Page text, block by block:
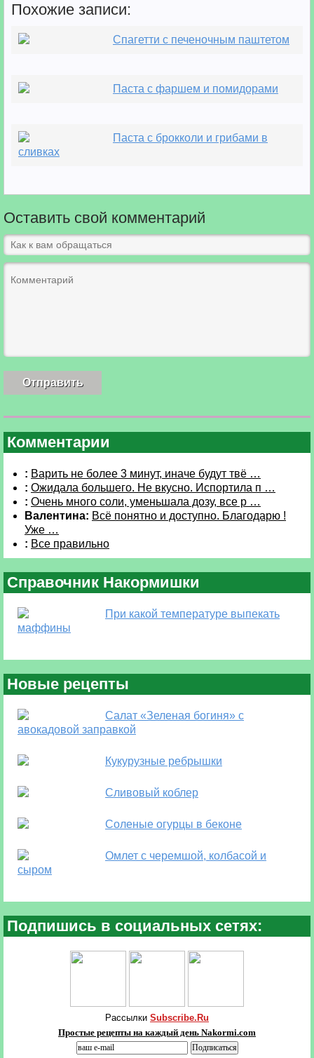
Похожие записи:
Спагетти с печеночным паштетом
Паста с фаршем и помидорами
Паста с брокколи и грибами в
сливках
Оставить свой комментарий
Комментарии
: Варить не более 3 минут, иначе будут твё …
: Ожидала большего. Не вкусно. Испортила п …
: Очень много соли, уменьшала дозу, все р …
Валентина: Всё понятно и доступно. Благодарю !
Уже …
: Все правильно
Справочник Накормишки
При какой температуре выпекать
маффины
Новые рецепты
Салат «Зеленая богиня» с
авокадовой заправкой
Кукурузные ребрышки
Сливовый коблер
Соленые огурцы в беконе
Омлет с черемшой, колбасой и
сыром
Подпишись в социальных сетях:
Рассылки Subscribe.Ru
Простые рецепты на каждый день Nakormi.com